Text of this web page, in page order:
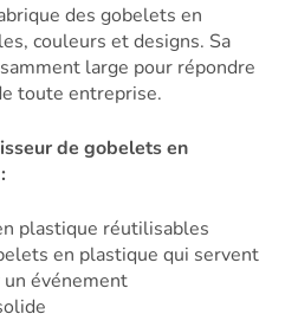
des gobelets en
couleurs et designs. Sa
large pour répondre
toute entreprise.
de gobelets en
plastique réutilisables
en plastique qui servent
événement